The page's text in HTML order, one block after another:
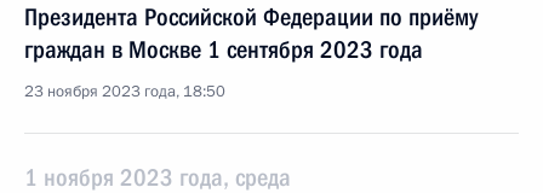
Президента Российской Федерации по приёму
граждан в Москве 1 сентября 2023 года
23 ноября 2023 года, 18:50
1 ноября 2023 года, среда